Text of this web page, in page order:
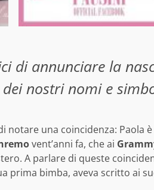
di annunciare la
dei nostri nomi e
notare una coincidenza: Paola
vent’anni fa, che ai
A parlare di queste
prima bimba, aveva scritto ai